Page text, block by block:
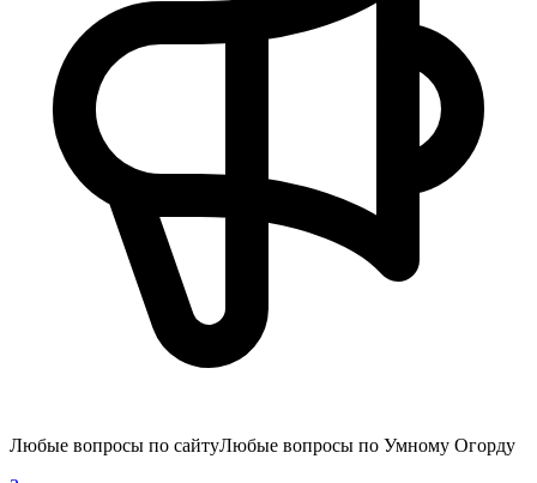
Любые вопросы по сайтуЛюбые вопросы по Умному Огорду